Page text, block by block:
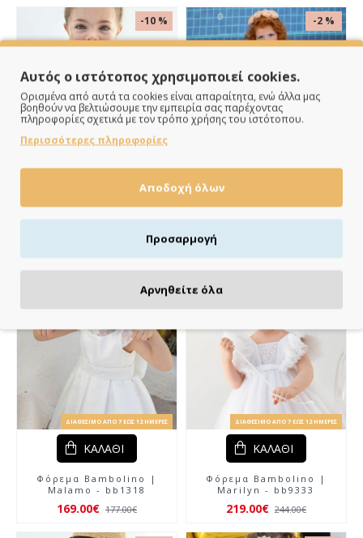
-10 % -2 %
-5 %
ΔΙΑΘΈΣΙΜΟ ΑΠΌ 7 ΈΩΣ 12 ΗΜΈΡΕΣ
Φόρεμα Bambolino |
Malamo - bb1318
169.00€ 177.00€
ΚΑΛΆΘΙ
ΔΙΑΘΈΣΙΜΟ ΑΠΌ 7 ΈΩΣ 12 ΗΜΈΡΕΣ
Φόρεμα Bambolino |
Marilyn - bb9333
219.00€ 244.00€
ΚΑΛΆΘΙ
Αυτός ο ιστότοπος χρησιμοποιεί cookies.
Ορισμένα από αυτά τα cookies είναι απαραίτητα, ενώ άλλα μας
βοηθούν να βελτιώσουμε την εμπειρία σας παρέχοντας
πληροφορίες σχετικά με τον τρόπο χρήσης του ιστότοπου.
Περισσότερες πληροφορίες
Αποδοχή όλων
Προσαρμογή
Αρνηθείτε όλα